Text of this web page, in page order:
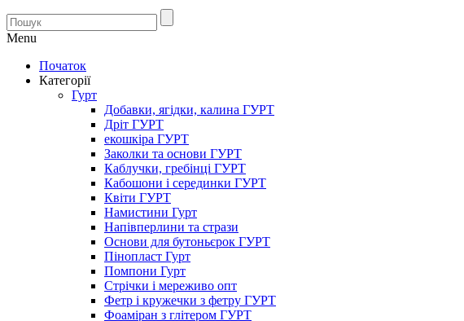
Menu
Початок
Категорії
Гурт
Добавки, ягідки, калина ГУРТ
Дріт ГУРТ
екошкіра ГУРТ
Заколки та основи ГУРТ
Каблучки, гребінці ГУРТ
Кабошони і серединки ГУРТ
Квіти ГУРТ
Намистини Гурт
Напівперлини та стрази
Основи для бутоньєрок ГУРТ
Пінопласт Гурт
Помпони Гурт
Стрічки і мереживо опт
Фетр і кружечки з фетру ГУРТ
Фоаміран з глітером ГУРТ